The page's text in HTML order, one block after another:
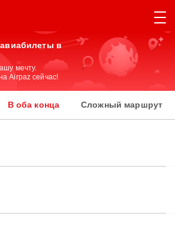
в
мечту.
Airpaz сейчас!
В оба конца Сложный маршрут